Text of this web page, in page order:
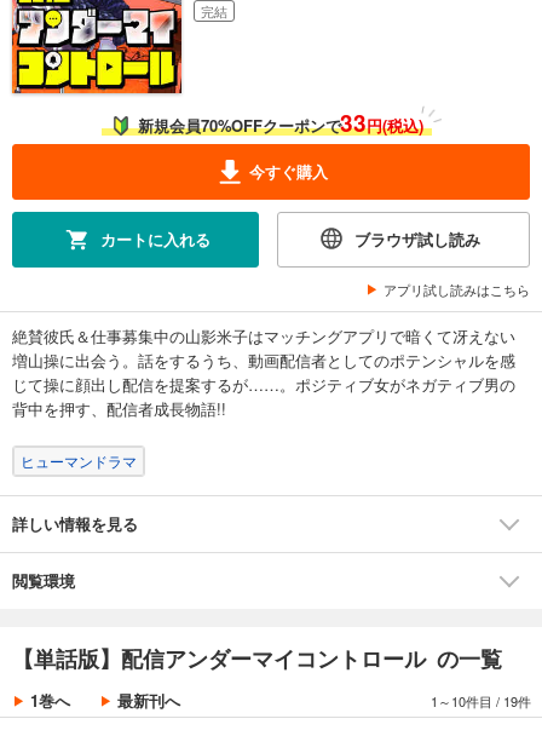
完結
新規会員70%OFFクーポンで33円(税込)
今すぐ購入
カートに入れる ブラウザ試し読み
アプリ試し読みはこちら
絶賛彼氏＆仕事募集中の山影米子はマッチングアプリで暗くて冴えない
増山操に出会う。話をするうち、動画配信者としてのポテンシャルを感
じて操に顔出し配信を提案するが……。ポジティブ女がネガティブ男の
背中を押す、配信者成長物語!!
ヒューマンドラマ
詳しい情報を見る
閲覧環境
【単話版】配信アンダーマイコントロール の一覧
1巻へ 最新刊へ 1～10件目 / 19件